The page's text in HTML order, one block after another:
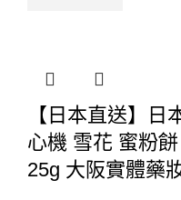
【日本直送】日
心機 雪花 蜜粉
25g 大阪實體藥